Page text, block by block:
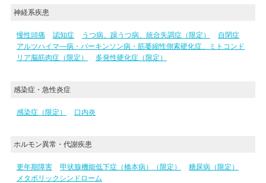
神経系疾患
慢性頭痛 認知症 うつ病、躁うつ病、統合失調症（限定）
自閉症
アルツハイマ―病・パーキンソン病・筋萎縮性側索硬化症、ミトコンド
リア脳筋肉症（限定）
多発性硬化症（限定）
感染症・急性炎症
感染症（限定） 口内炎
ホルモン異常・代謝疾患
更年期障害 甲状腺機能低下症（橋本病）（限定）
糖尿病（限定）
メタボリックシンドローム